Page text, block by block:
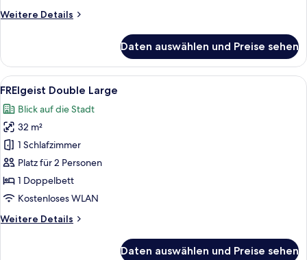
Weitere Details
Weitere
View
Daten auswählen und Preise sehen
Alle
Fotos
für
FREIgeist
Double
Large
anzeigen
Ein Hotelzimmer mit einem großen
5
FREIgeist Double Large
Blick auf die Stadt
32 m²
1 Schlafzimmer
Platz für 2 Personen
1 Doppelbett
Kostenloses WLAN
Weitere Details
Weitere
Daten auswählen und Preise sehen